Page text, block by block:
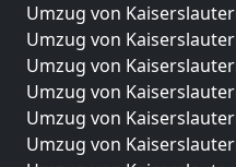
Umzug von
Umzug von
Umzug von
Umzug von
Umzug von
Umzug von